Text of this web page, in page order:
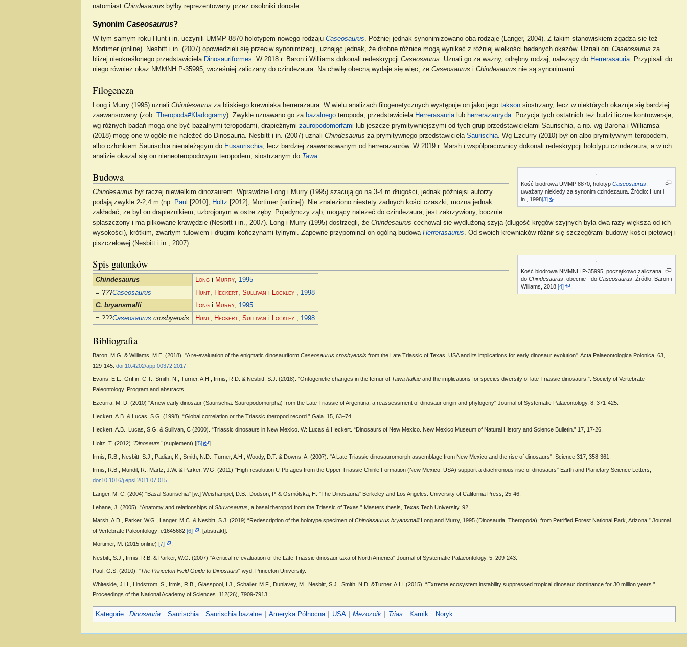
natomiast Chindesaurus byłby reprezentowany przez osobniki dorosłe.
Synonim Caseosaurus?
W tym samym roku Hunt i in. uczynili UMMP 8870 holotypem nowego rodzaju Caseosaurus . Później jednak synonimizowano oba rodzaje (Langer, 2004). Z takim stanowiskiem zgadza się też
Mortimer (online). Nesbitt i in. (2007) opowiedzieli się przeciw synonimizacji, uznając jednak, że drobne różnice mogą wynikać z różniej wielkości badanych okazów. Uznali oni Caseosaurus za
bliżej nieokreślonego przedstawiciela Dinosauriformes . W 2018 r. Baron i Williams dokonali redeskrypcji Caseosaurus . Uznali go za ważny, odrębny rodzaj, należący do Herrerasauria. Przypisali do
niego również okaz NMMNH P-35995, wcześniej zaliczany do czindezaura. Na chwilę obecną wydaje się więc, że Caseosaurus i Chindesaurus nie są synonimami.
Filogeneza
Long i Murry (1995) uznali Chindesaurus za bliskiego krewniaka herrerazaura. W wielu analizach filogenetycznych występuje on jako jego taksonsiostrzany, lecz w niektórych okazuje się bardziej
zaawansowany (zob. Theropoda#Kladogramy). Zwykle uznawano go za bazalnegoteropoda, przedstawiciela Herrerasaurialub herrerazauryda. Pozycja tych ostatnich też budzi liczne kontrowersje,
wg różnych badań mogą one być bazalnymi teropodami, drapieżnymi zauropodomorfami lub jeszcze prymitywniejszymi od tych grup przedstawicielami Saurischia, a np. wg Barona i Williamsa
(2018) mogę one w ogóle nie należeć do Dinosauria. Nesbitt i in. (2007) uznali Chindesaurus za prymitywnego przedstawiciela Saurischia. Wg Ezcurry (2010) był on albo prymitywnym teropodem,
albo członkiem Saurischia nienależącym do Eusaurischia, lecz bardziej zaawansowanym od herrerazaurów. W 2019 r. Marsh i współpracownicy dokonali redeskrypcji holotypu czindezaura, a w ich
analizie okazał się on nieneoteropodowym teropodem, siostrzanym do Tawa.
Kość biodrowa UMMP 8870, holotypCaseosaurus,
uważany niekiedy za synonim czindezaura. Źródło: Hunt i
in., 1998[3] .
Budowa
Chindesaurus był raczej niewielkim dinozaurem. Wprawdzie Long i Murry (1995) szacują go na 3-4 m długości, jednak późniejsi autorzy
podają zwykle 2-2,4 m (np. Paul [2010], Holtz [2012], Mortimer [online]). Nie znaleziono niestety żadnych kości czaszki, można jednak
zakładać, że był on drapieżnikiem, uzbrojonym w ostre zęby. Pojedynczy ząb, mogący należeć do czindezaura, jest zakrzywiony, bocznie
spłaszczony i ma piłkowane krawędzie (Nesbitt i in., 2007). Long i Murry (1995) dostrzegli, że Chindesaurus cechował się wydłużoną szyją (długość kręgów szyjnych była dwa razy większa od ich
wysokości), krótkim, zwartym tułowiem i długimi kończynami tylnymi. Zapewne przypominał on ogólną budową Herrerasaurus. Od swoich krewniaków różnił się szczegółami budowy kości piętowej i
piszczelowej (Nesbitt i in., 2007).
Kość biodrowa NMMNH P-35995, początkowo zaliczana
doChindesaurus , obecnie - doCaseosaurus . Źródło: Baron i
Williams, 2018[4]
Spis gatunków
Chindesaurus Long i Murry, 1995
= ???Caseosaurus Hunt, Heckert,Sullivan i Lockley , 1998
C. bryansmalli
Long i Murry, 1995
= ???Caseosaurus crosbyensis Hunt, Heckert,Sullivan i Lockley , 1998
Bibliografia
Baron, M.G. & Williams, M.E. (2018). "A re-evaluation of the enigmatic dinosauriform Caseosaurus crosbyensisfrom the Late Triassic of Texas, USA and its implications for early dinosaur evolution". Acta Palaeontologica Polonica. 63,
129-145. doi:10.4202/app.00372.2017.
Evans, E.L., Griffin, C.T., Smith, N., Turner, A.H., Irmis, R.D. & Nesbitt, S.J. (2018). “Ontogenetic changes in the femur of Tawa hallaeand the implications for species diversity of late Triassic dinosaurs.”. Society of Vertebrate
Paleontology. Program and abstracts.
Ezcurra, M. D. (2010) "A new early dinosaur (Saurischia: Sauropodomorpha) from the Late Triassic of Argentina: a reassessment of dinosaur origin and phylogeny" Journal of Systematic Palaeontology, 8, 371-425.
Heckert, A.B. & Lucas, S.G. (1998). “Global correlation or the Triassic theropod record.” Gaia. 15, 63–74.
Heckert, A.B., Lucas, S.G. & Sullivan, C (2000). “Triassic dinosaurs in New Mexico. W: Lucas & Heckert. “Dinosaurs of New Mexico. New Mexico Museum of Natural History and Science Bulletin.” 17, 17-26.
Holtz, T. (2012) "Dinosaurs"(suplement) [[5] ].
Irmis, R.B., Nesbitt, S.J., Padian, K., Smith, N.D., Turner, A.H., Woody, D.T. & Downs, A. (2007). "A Late Triassic dinosauromorph assemblage from New Mexico and the rise of dinosaurs". Science 317, 358-361.
Irmis, R.B., Mundil, R., Martz, J.W. & Parker, W.G. (2011) "High-resolution U-Pb ages from the Upper Triassic Chinle Formation (New Mexico, USA) support a diachronous rise of dinosaurs" Earth and Planetary Science Letters,
doi:10.1016/j.epsl.2011.07.015.
Langer, M. C. (2004) "Basal Saurischia" [w:] Weishampel, D.B., Dodson, P. & Osmólska, H. "The Dinosauria" Berkeley and Los Angeles: University of California Press, 25-46.
Lehane, J. (2005). “Anatomy and relationships of Shuvosaurus, a basal theropod from the Triassic of Texas.” Masters thesis, Texas Tech University. 92.
Marsh, A.D., Parker, W.G., Langer, M.C. & Nesbitt, S.J. (2019) “Redescription of the holotype specimen of Chindesaurus bryansmalliLong and Murry, 1995 (Dinosauria, Theropoda), from Petrified Forest National Park, Arizona.” Journal
of Vertebrate Paleontology: e1645682 [6] . [abstrakt].
Mortimer, M. (2015 online) [7] .
Nesbitt, S.J., Irmis, R.B. & Parker, W.G. (2007) "A critical re-evaluation of the Late Triassic dinosaur taxa of North America" Journal of Systematic Palaeontology, 5, 209-243.
Paul, G.S. (2010). "The Princeton Field Guide to Dinosaurs" wyd. Princeton University.
Whiteside, J.H., Lindstrom, S., Irmis, R.B., Glasspool, I.J., Schaller, M.F., Dunlavey, M., Nesbitt, S,J., Smith. N.D. &Turner, A.H. (2015). “Extreme ecosystem instability suppressed tropical dinosaur dominance for 30 million years.”
Proceedings of the National Academy of Sciences. 112(26), 7909-7913.
Kategorie: Dinosauria Saurischia Saurischia bazalne Ameryka Północna USA Mezozoik Trias Karnik Noryk